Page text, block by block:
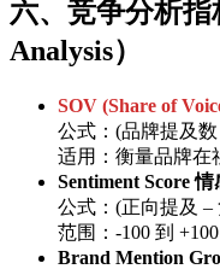
六、竞争分析
Analysis）
SOV (Share of
公式：(品牌提及
适用：衡量品牌在
Sentiment Score
公式：(正向提及 –
范围：-100 到 +100
Brand Mention